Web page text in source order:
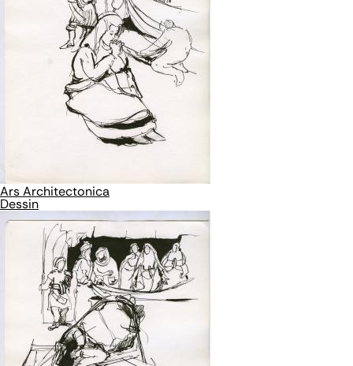
Ars Architectonica
Dessin